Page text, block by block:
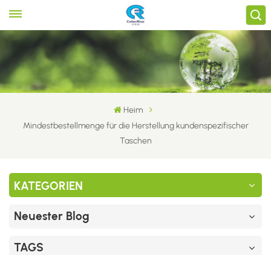
Heim
Mindestbestellmenge für die Herstellung kundenspezifischer
Taschen
KATEGORIEN
Neuester Blog
TAGS